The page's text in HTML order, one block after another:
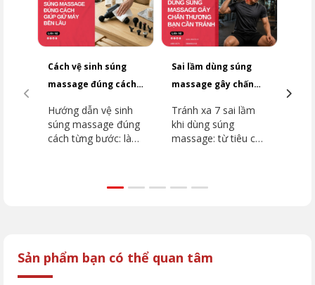
Cách vệ sinh súng
massage đúng cách
Hướng dẫn vệ sinh
súng massage đúng
cách từng bước: làm
Sai lầm dùng súng
massage gây chấn
tránh
Tránh xa 7 sai lầm
khi dùng súng
massage: từ tiêu cơ
Sản phẩm bạn có thể quan tâm